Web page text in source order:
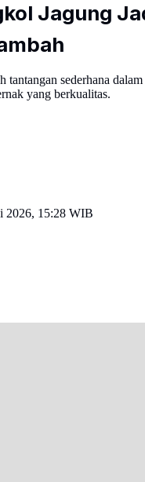
Jagung
tantangan sederhana
yang berkualitas.
2026, 15:28 WIB